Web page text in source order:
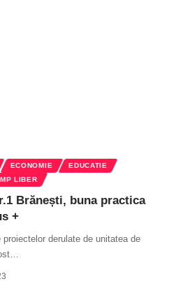
ECONOMIE
EDUCATIE
LIBER
Brănești, buna practica
+
proiectelor derulate de unitatea de